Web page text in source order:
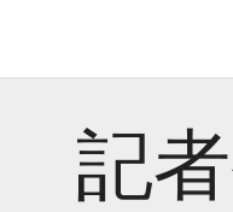
記